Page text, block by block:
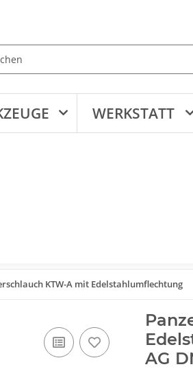
WERKSTATT
KTW-A mit Edelstahlumflechtung
AG